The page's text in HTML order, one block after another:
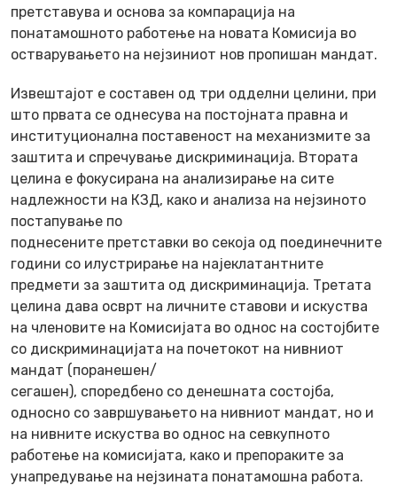
претставува и основа за компарација на
понатамошното работење на новата Комисија во
остварувањето на нејзиниот нов пропишан мандат.
Извештајот е составен од три одделни целини, при
што првата се однесува на постојната правна и
институционална поставеност на механизмите за
заштита и спречување дискриминација. Втората
целина е фокусирана на анализирање на сите
надлежности на КЗД, како и анализа на нејзиното
постапување по
поднесените претставки во секоја од поединечните
години со илустрирање на најеклатантните
предмети за заштита од дискриминација. Третата
целина дава осврт на личните ставови и искуства
на членовите на Комисијата во однос на состојбите
со дискриминацијата на почетокот на нивниот
мандат (поранешен/
сегашен), споредбено со денешната состојба,
односно со завршувањето на нивниот мандат, но и
на нивните искуства во однос на севкупното
работење на комисијата, како и препораките за
унапредување на нејзината понатамошна работа.